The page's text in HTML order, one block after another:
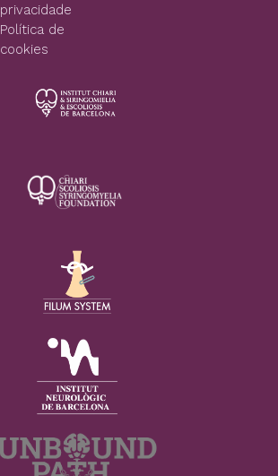
privacidade
Política de
cookies